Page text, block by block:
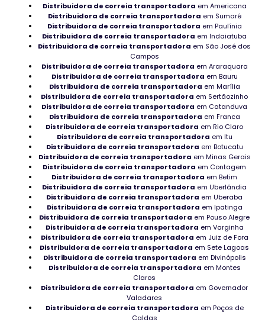
Rolamento para usinas industriais
Rolamento Axial no Rio Grande do Sul
Rolamentos agulha industriais
Manutenção de máquinas industriais
Rolamento de super precisão
Onde adquirir Rolamento de agulha em Goiás
Rolamentos para colheitadeiras à venda
Adquirir Rolamentso de boa qualidade em Goiânia
Rolamento para uso ferroviário
Rolamento Autocompensador em Rondônia
Rolamento de boa qualidade industrial
Mancais NSK em Rondônia
Mancal Autocompensador no Tocantins
Rolamento para maromba
Distribuidora de correia transportadora em Americana
Distribuidora de correia transportadora em Sumaré
Distribuidora de correia transportadora em Paulínia
Distribuidora de correia transportadora em Indaiatuba
Distribuidora de correia transportadora em São José dos
Campos
Distribuidora de correia transportadora em Araraquara
Distribuidora de correia transportadora em Bauru
Distribuidora de correia transportadora em Marília
Distribuidora de correia transportadora em Sertãozinho
Distribuidora de correia transportadora em Catanduva
Distribuidora de correia transportadora em Franca
Distribuidora de correia transportadora em Rio Claro
Distribuidora de correia transportadora em Itu
Distribuidora de correia transportadora em Botucatu
Distribuidora de correia transportadora em Minas Gerais
Distribuidora de correia transportadora em Contagem
Distribuidora de correia transportadora em Betim
Distribuidora de correia transportadora em Uberlândia
Distribuidora de correia transportadora em Uberaba
Distribuidora de correia transportadora em Ipatinga
Distribuidora de correia transportadora em Pouso Alegre
Distribuidora de correia transportadora em Varginha
Distribuidora de correia transportadora em Juiz de Fora
Distribuidora de correia transportadora em Sete Lagoas
Distribuidora de correia transportadora em Divinópolis
Distribuidora de correia transportadora em Montes
Claros
Distribuidora de correia transportadora em Governador
Valadares
Distribuidora de correia transportadora em Poços de
Caldas